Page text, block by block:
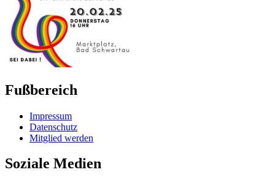
Fußbereich
Impressum
Datenschutz
Mitglied werden
Soziale Medien